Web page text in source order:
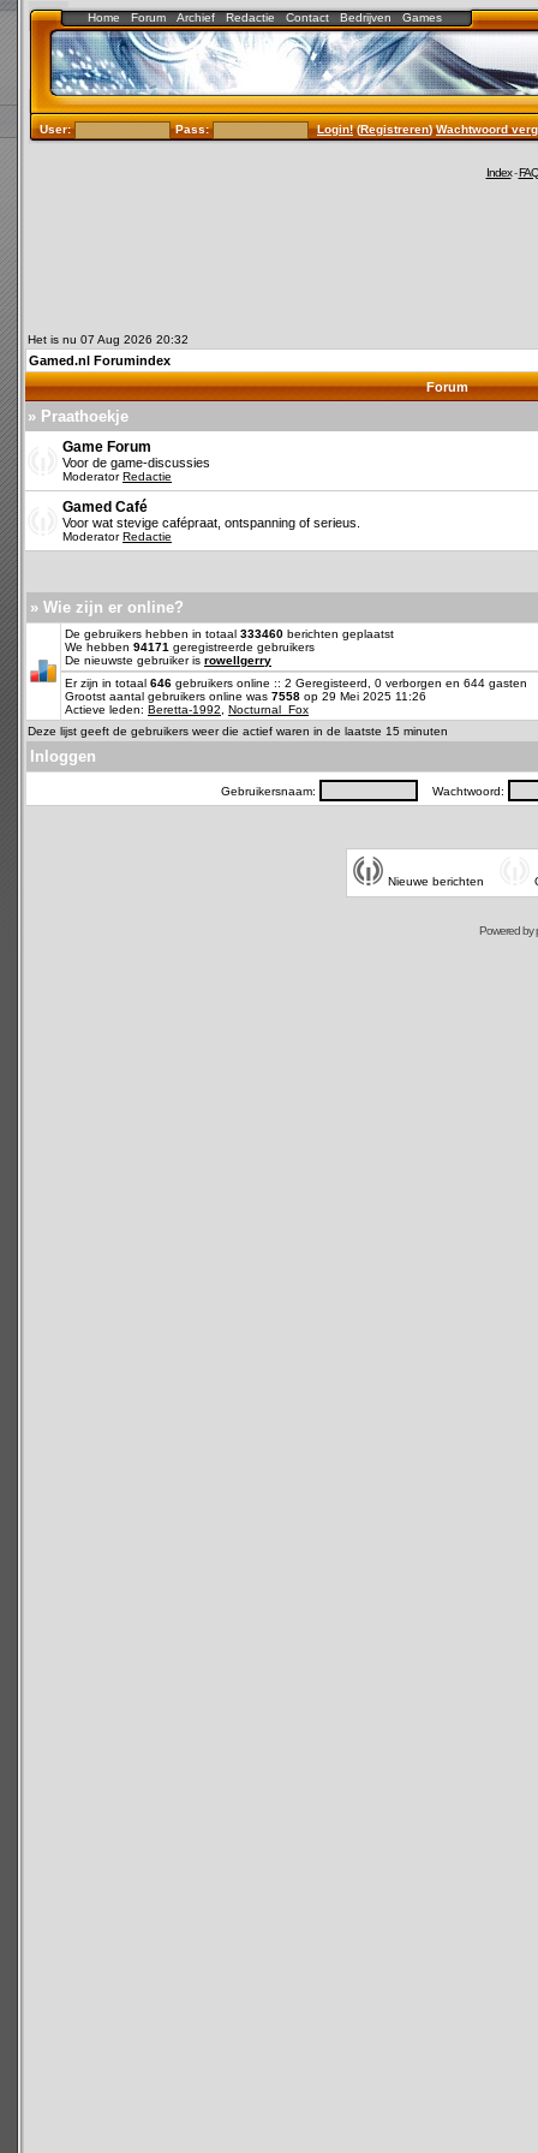
Home Forum Archief Redactie Contact Bedrijven Games
User: Pass: Login!(Registreren)Wachtwoord
Index-FAQ
Het is nu 07 Aug 2026 20:32
Gamed.nl Forumindex
Forum
» Praathoekje
Game Forum
Voor de game-discussies
ModeratorRedactie
Gamed Café
Voor wat stevige cafépraat, ontspanning of serieus.
ModeratorRedactie
» Wie zijn er online?
De gebruikers hebben in totaal 333460 berichten geplaatst
We hebben 94171 geregistreerde gebruikers
De nieuwste gebruiker is rowellgerry
Er zijn in totaal 646 gebruikers online :: 2 Geregisteerd, 0 verborgen en 644
Grootst aantal gebruikers online was 7558 op 29 Mei 2025 11:26
Actieve leden: Beretta-1992
Nocturnal_Fox
Deze lijst geeft de gebruikers weer die actief waren in de laatste 15 minuten
Inloggen
Gebruikersnaam: Wachtwoord:
Nieuwe berichten
Powered by